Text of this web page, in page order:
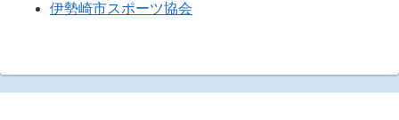
伊勢崎市スポーツ協会